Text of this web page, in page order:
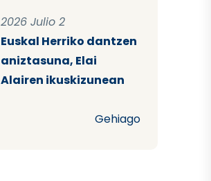
2026 Julio 2
Euskal Herriko dantzen
aniztasuna, Elai
Alairen ikuskizunean
Gehiago